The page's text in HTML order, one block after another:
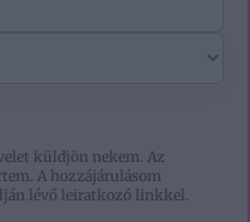
küldjön nekem. Az
A hozzájárulásom
lévő leiratkozó linkkel.